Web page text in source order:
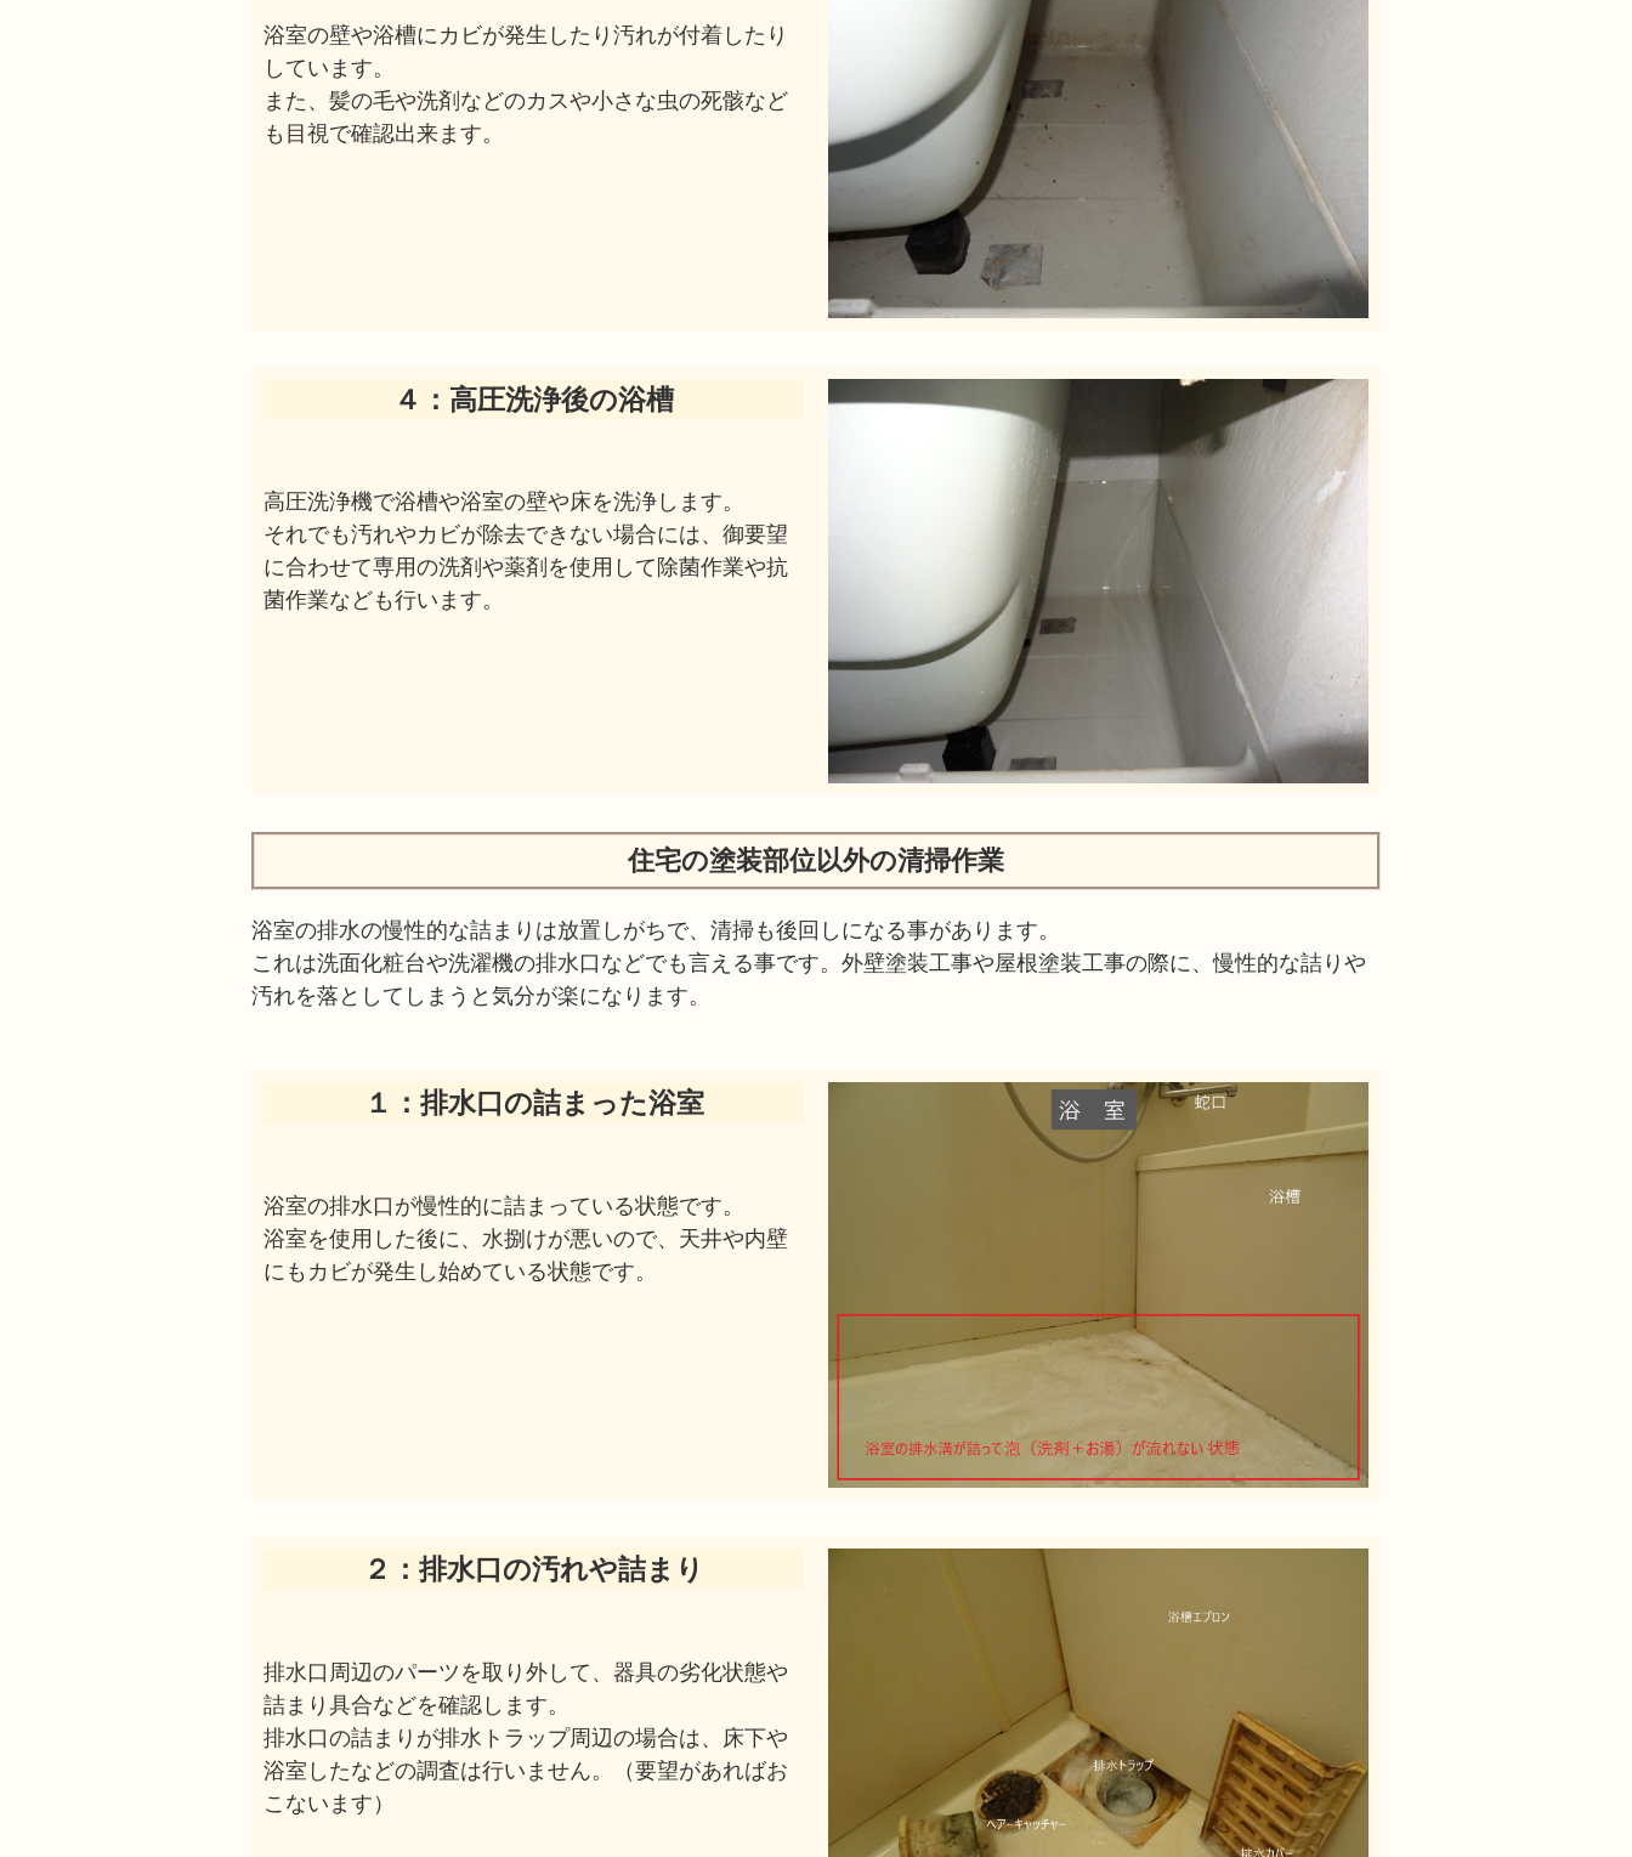
浴室の壁や浴槽にカビが発生したり汚れが付着したり
しています。
また、髪の毛や洗剤などのカスや小さな虫の死骸など
も目視で確認出来ます。
４：高圧洗浄後の浴槽
高圧洗浄機で浴槽や浴室の壁や床を洗浄します。
それでも汚れやカビが除去できない場合には、御要望
に合わせて専用の洗剤や薬剤を使用して除菌作業や抗
菌作業なども行います。
住宅の塗装部位以外の清掃作業
浴室の排水の慢性的な詰まりは放置しがちで、清掃も後回しになる事があります。
これは洗面化粧台や洗濯機の排水口などでも言える事です。外壁塗装工事や屋根塗装工事の際に、慢性的な詰りや
汚れを落としてしまうと気分が楽になります。
１：排水口の詰まった浴室
浴室の排水口が慢性的に詰まっている状態です。
浴室を使用した後に、水捌けが悪いので、天井や内壁
にもカビが発生し始めている状態です。
２：排水口の汚れや詰まり
排水口周辺のパーツを取り外して、器具の劣化状態や
詰まり具合などを確認します。
排水口の詰まりが排水トラップ周辺の場合は、床下や
浴室したなどの調査は行いません。（要望があればお
こないます）